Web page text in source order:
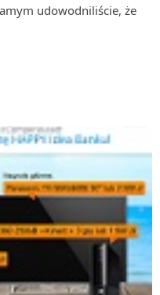
udowodniliście, że